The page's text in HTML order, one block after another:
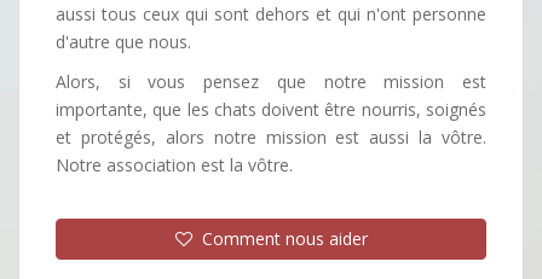
aussi tous ceux qui sont dehors et qui n'ont personne
d'autre que nous.
Alors, si vous pensez que notre mission est
importante, que les chats doivent être nourris, soignés
et protégés, alors notre mission est aussi la vôtre.
Notre association est la vôtre.
Comment nous aider